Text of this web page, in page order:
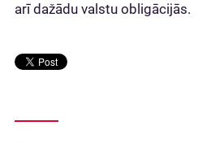
arī dažādu valstu obligācijās.